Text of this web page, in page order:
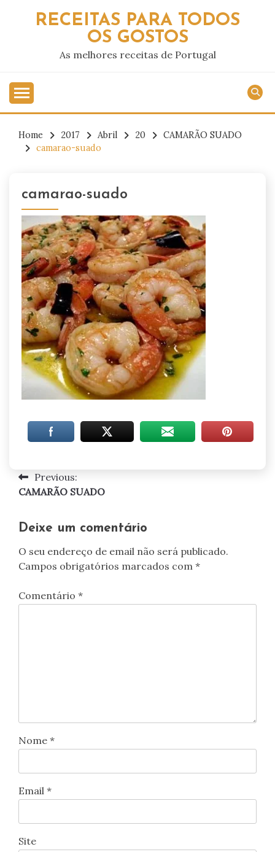
RECEITAS PARA TODOS
OS GOSTOS
As melhores receitas de Portugal
Home 2017 Abril 20
CAMARÃO SUADO
camarao-suado
camarao-suado
Navegação
artigos
Previous:
CAMARÃO SUADO
Deixe um comentário
O seu endereço de email não será publicado.
Campos obrigatórios marcados com *
Comentário *
Nome *
Email *
Site